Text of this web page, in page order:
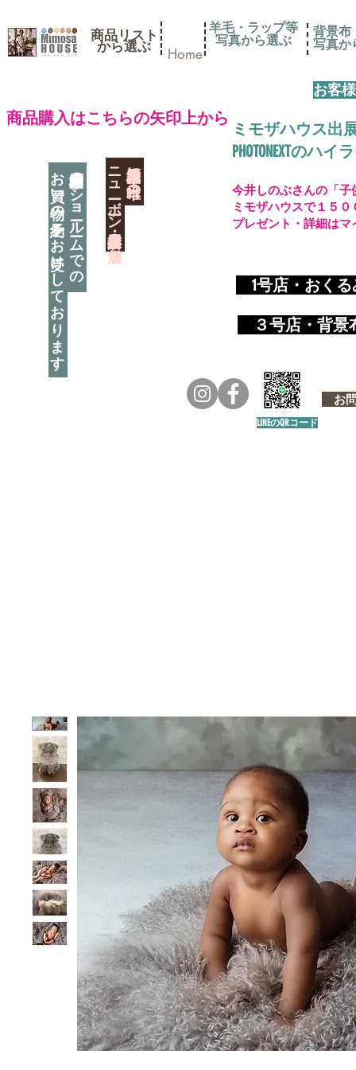
商品リスト
​から選ぶ Home
​商品購入はこちらの矢印上から
神奈川県相模原市に日本唯一の
​ニューボーン撮影用小道具店・３店舗
羊毛・ラップ等
写真から選ぶ
背景布
写真か
お客
ミモザハウス出
PHOTONEXTのハ
神奈川県相模原市のショールームでの
お買い物の予約をお受けしております 1号店・おく
​ ３号店・背
お
今井しのぶさんの「
ミモザハウスで１５
プレゼント・詳細は
LINEのQRコード